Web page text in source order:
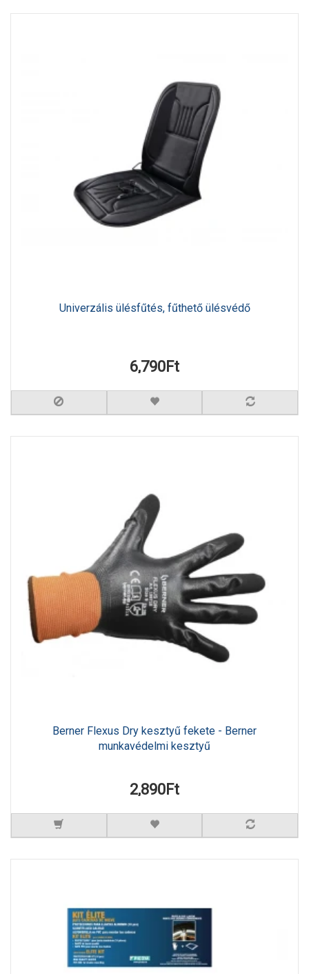
Univerzális ülésfűtés, fűthető ülésvédő
6,790Ft
Berner Flexus Dry kesztyű fekete - Berner
munkavédelmi kesztyű
2,890Ft